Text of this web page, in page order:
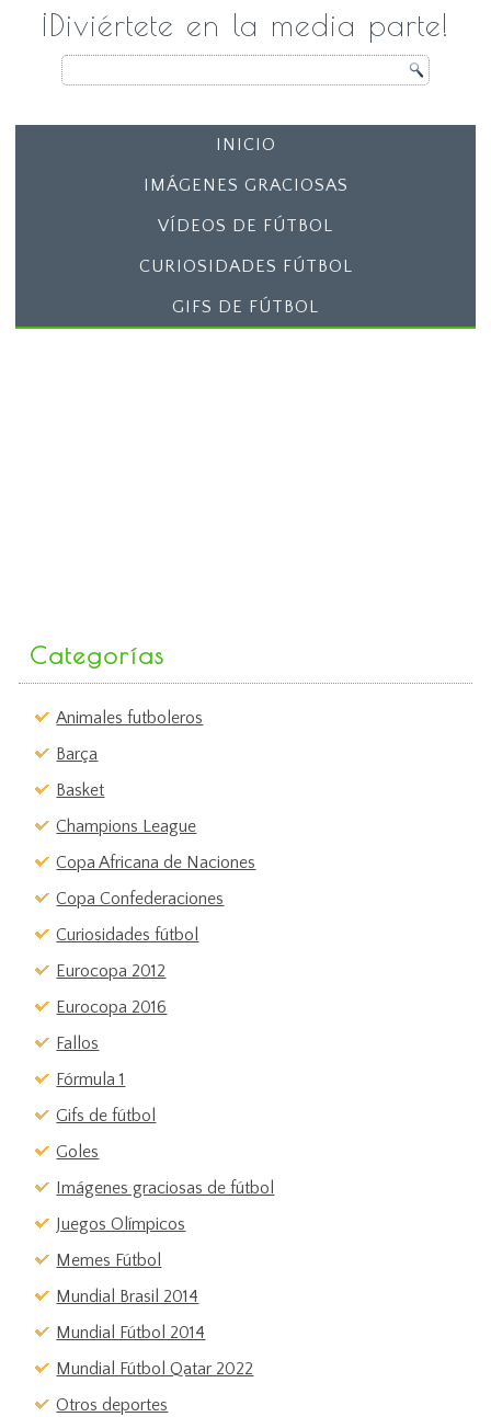
¡Diviértete en la media parte!
INICIO
IMÁGENES GRACIOSAS
VÍDEOS DE FÚTBOL
CURIOSIDADES FÚTBOL
GIFS DE FÚTBOL
Categorías
Animales futboleros
Barça
Basket
Champions League
Copa Africana de Naciones
Copa Confederaciones
Curiosidades fútbol
Eurocopa 2012
Eurocopa 2016
Fallos
Fórmula 1
Gifs de fútbol
Goles
Imágenes graciosas de fútbol
Juegos Olímpicos
Memes Fútbol
Mundial Brasil 2014
Mundial Fútbol 2014
Mundial Fútbol Qatar 2022
Otros deportes